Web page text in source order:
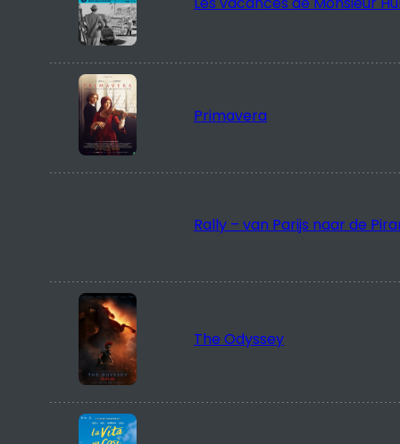
Primavera
Rally – van Parijs naar de
The Odyssey